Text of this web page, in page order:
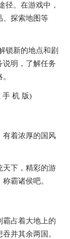
径。在游戏中，
、探索地图等
锁新的地点和剧
说明，了解任务
有着浓厚的国风
天下，精彩的游
霸诸侯吧。
霸占着大地上的
并其余两国。